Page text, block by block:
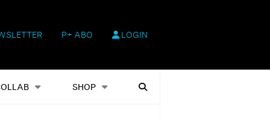
P+ ABO LOGIN
SHOP
Heftausgaben Suchen